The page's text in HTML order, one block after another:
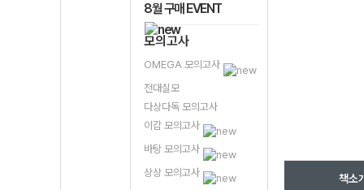
8월 구매 EVENT
모의고사
OMEGA 모의고사
전대실모
다상다독 모의고사
이감 모의고사
바탕 모의고사
상상 모의고사
책소